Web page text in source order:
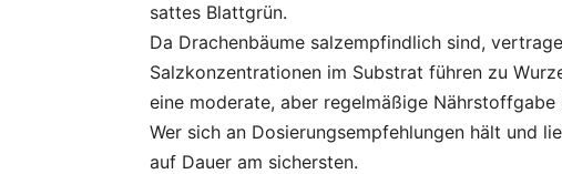
sattes Blattgrün.
Da Drachenbäume salzempfindlich sind,
Salzkonzentrationen im Substrat führen zu
eine moderate, aber regelmäßige
Wer sich an Dosierungsempfehlungen hält und
auf Dauer am sichersten.